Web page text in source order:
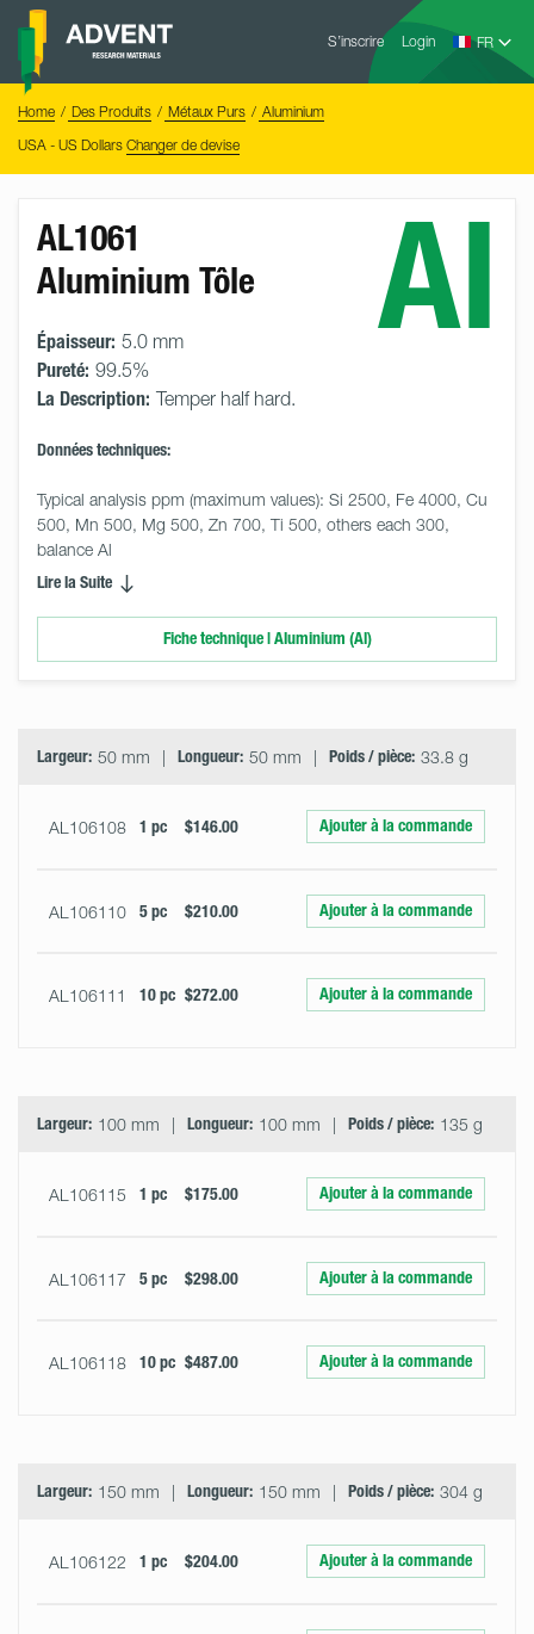
Skip
content
S’inscrire Login
Advent
Home Des Produits Métaux Purs
Aluminium
USA - US Dollars Changer de devise
Al
AL1061
Aluminium Tôle
Épaisseur: 5.0 mm
Pureté: 99.5%
La Description: Temper half hard.
Données techniques:
Typical analysis ppm (maximum values): Si 2500, Fe 4000, Cu
500, Mn 500, Mg 500, Zn 700, Ti 500, others each 300,
balance Al
Lire la Suite
Fiche technique | Aluminium (Al)
Largeur: 50 mm Longueur: 50 mm Poids / pièce: 33.8 g
AL106108 1 pc $146.00 Ajouter à la commande
AL106110 5 pc $210.00 Ajouter à la commande
AL106111 10 pc $272.00 Ajouter à la commande
Largeur: 100 mm Longueur: 100 mm Poids / pièce: 135 g
AL106115 1 pc $175.00 Ajouter à la commande
AL106117 5 pc $298.00 Ajouter à la commande
AL106118 10 pc $487.00 Ajouter à la commande
Largeur: 150 mm Longueur: 150 mm Poids / pièce: 304 g
AL106122 1 pc $204.00 Ajouter à la commande